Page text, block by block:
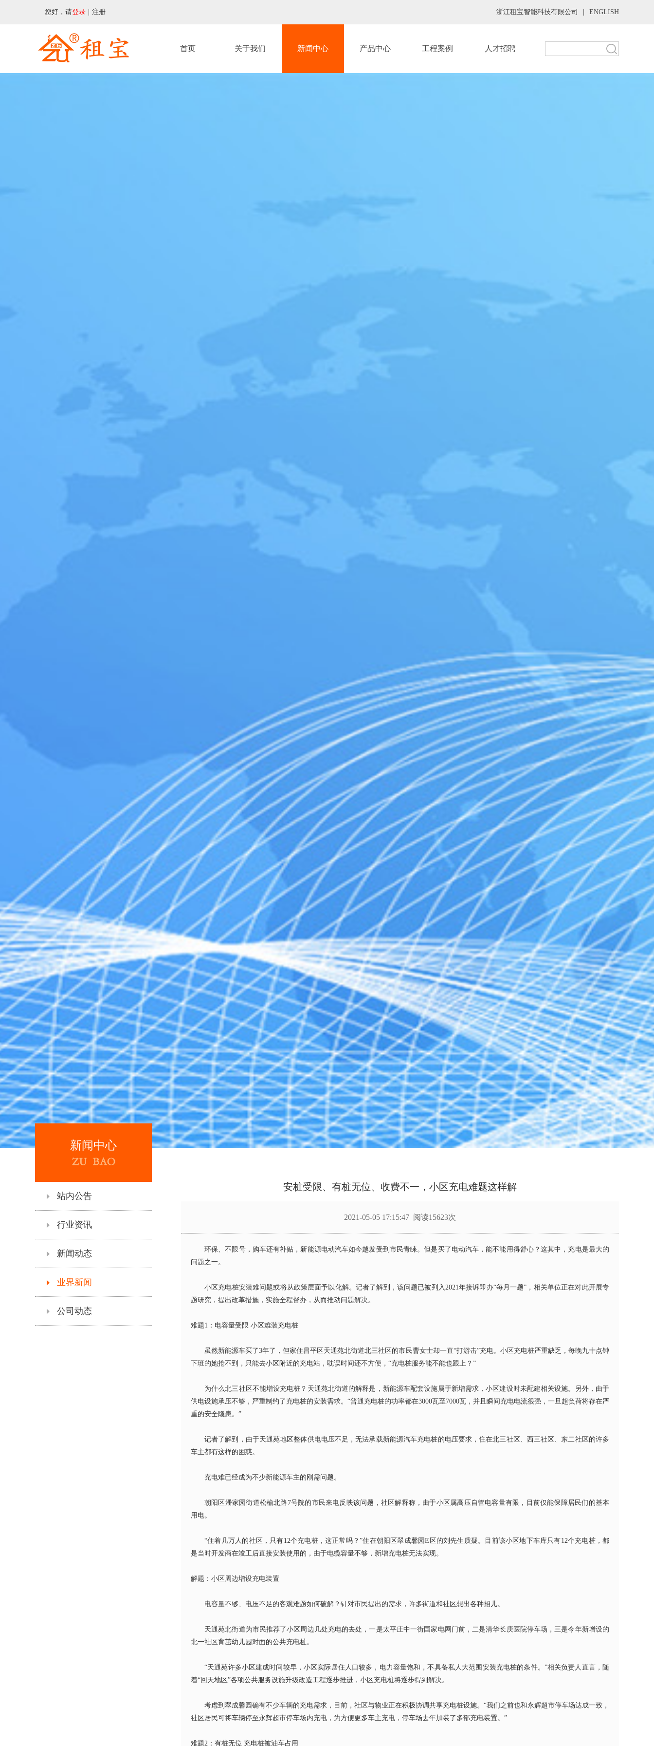
您好，请登录 注册 浙江租宝智能科技有限公司 ENGLISH
首页 关于我们 新闻中心 产品中心 工程案例 人才招聘
新闻中心
站内公告
行业资讯
新闻动态
业界新闻
公司动态
安桩受限、有桩无位、收费不一，小区充电难题这样解
2021-05-05 17:15:47 阅读15623次
环保、不限号，购车还有补贴，新能源电动汽车如今越发受到市民青睐。但是买了电动汽车，能不能用得舒心？这其中，充电是最大的
问题之一。
小区充电桩安装难问题或将从政策层面予以化解。记者了解到，该问题已被列入 2021年接诉即办“每月一题”，相关单位正在对此开展专
题研究，提出改革措施，实施全程督办，从而推动问题解决。
难题1 ：电容量受限 小区难装充电桩
虽然新能源车买了3年了，但家住昌平区天通苑北街道北三社区的市民曹女士却一直“打游击”充电。小区充电桩严重缺乏，每晚九十点钟
下班的她抢不到，只能去小区附近的充电站，耽误时间还不方便，“充电桩服务能不能也跟上？”
为什么北三社区不能增设充电桩？天通苑北街道的解释是，新能源车配套设施属于新增需求，小区建设时未配建相关设施。另外，由于
供电设施承压不够，严重制约了充电桩的安装需求。 “普通充电桩的功率都在3000瓦至7000瓦，并且瞬间充电电流很强，一旦超负荷将存在严
重的安全隐患。”
记者了解到，由于天通苑地区整体供电电压不足，无法承载新能源汽车充电桩的电压要求，住在北三社区、西三社区、东二社区的许多
车主都有这样的困惑。
充电难已经成为不少新能源车主的刚需问题。
朝阳区潘家园街道松榆北路 7号院的市民来电反映该问题，社区解释称，由于小区属高压自管电容量有限，目前仅能保障居民们的基本
用电。
“住着几万人的社区，只有12个充电桩，这正常吗？”住在朝阳区翠成馨园E 区的刘先生质疑。目前该小区地下车库只有12个充电桩，都
是当时开发商在竣工后直接安装使用的，由于电缆容量不够，新增充电桩无法实现。
解题：小区周边增设充电装置
电容量不够、电压不足的客观难题如何破解？针对市民提出的需求，许多街道和社区想出各种招儿。
天通苑北街道为市民推荐了小区周边几处充电的去处，一是太平庄中一街国家电网门前，二是清华长庚医院停车场，三是今年新增设的
北一社区育茁幼儿园对面的公共充电桩。
“天通苑许多小区建成时间较早，小区实际居住人口较多，电力容量饱和，不具备私人大范围安装充电桩的条件。”相关负责人直言，随
着“回天地区”各项公共服务设施升级改造工程逐步推进，小区充电桩将逐步得到解决。
考虑到翠成馨园确有不少车辆的充电需求，目前，社区与物业正在积极协调共享充电桩设施。 “我们之前也和永辉超市停车场达成一致，
社区居民可将车辆停至永辉超市停车场内充电，为方便更多车主充电，停车场去年加装了多部充电装置。”
难题2 ：有桩无位 充电桩被油车占用